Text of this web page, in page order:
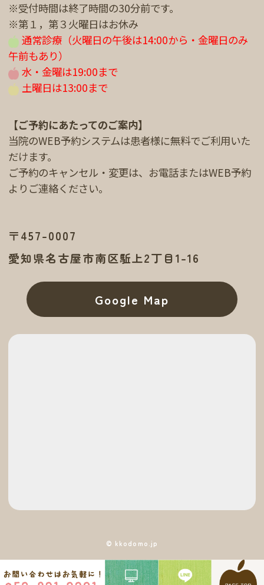
※受付時間は終了時間の30分前です。
※第１，第３火曜日はお休み
通常診療（火曜日の午後は14:00から・金曜日のみ
午前もあり）
水・金曜は19:00まで
土曜日は13:00まで
【ご予約にあたってのご案内】
当院のWEB予約システムは患者様に無料でご利用いた
だけます。
ご予約のキャンセル・変更は、お電話またはWEB予約
よりご連絡ください。
〒457-0007
愛知県名古屋市南区駈上2丁目1-16
Google Map
© kkodomo.jp